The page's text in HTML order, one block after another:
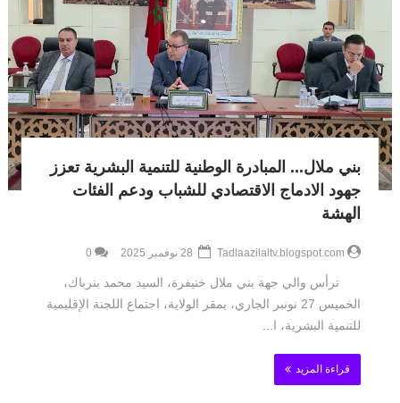
بني ملال... المبادرة الوطنية للتنمية البشرية تعزز
جهود الادماج الاقتصادي للشباب ودعم الفئات
الهشة
Tadlaazilaltv.blogspot.com
0
ترأس والي جهة بني ملال خنيفرة، السيد محمد بنرباك،
الخميس 27 نونبر الجاري، بمقر الولاية، اجتماع اللجنة الإقليمية
للتنمية البشرية، ا...
قراءة المزيد